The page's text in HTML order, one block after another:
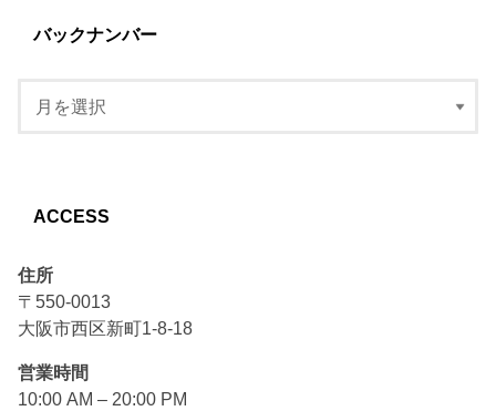
バックナンバー
ACCESS
住所
〒550-0013
大阪市西区新町1-8-18
営業時間
10:00 AM – 20:00 PM